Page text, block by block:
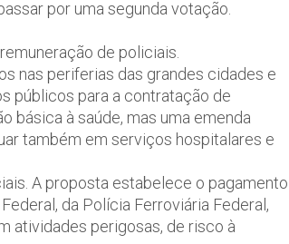
por uma segunda votação.
de policiais.
nas periferias das grandes cidades e
públicos para a contratação de
básica à saúde, mas uma emenda
também em serviços hospitalares e
A proposta estabelece o pagamento
da Polícia Ferroviária Federal,
atividades perigosas, de risco à